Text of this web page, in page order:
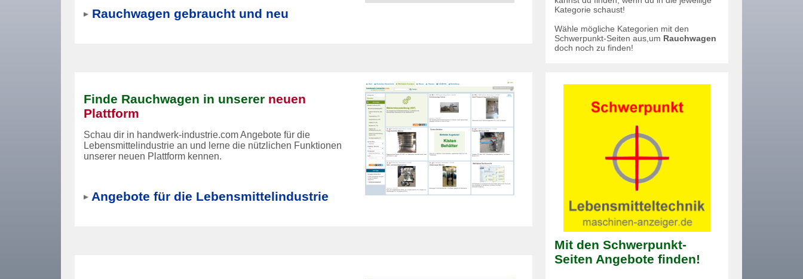
Kategorie schaust!
Wähle mögliche Kategorien mit den
Schwerpunkt-Seiten aus,um Rauchwagen
doch noch zu finden!
Mit den Schwerpunkt-
Seiten Angebote finden!
Rauchwagen gebraucht und neu
Finde Rauchwagen in unserer neuen
Plattform
Schau dir in handwerk-industrie.com Angebote für die
Lebensmittelindustrie an und lerne die nützlichen Funktionen
unserer neuen Plattform kennen.
Angebote für die Lebensmittelindustrie